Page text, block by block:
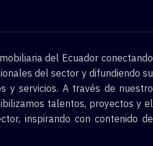
del Ecuador conectando
del sector y difundiendo su
y servicios. A través de nuestro
talentos, proyectos y el
inspirando con contenido de